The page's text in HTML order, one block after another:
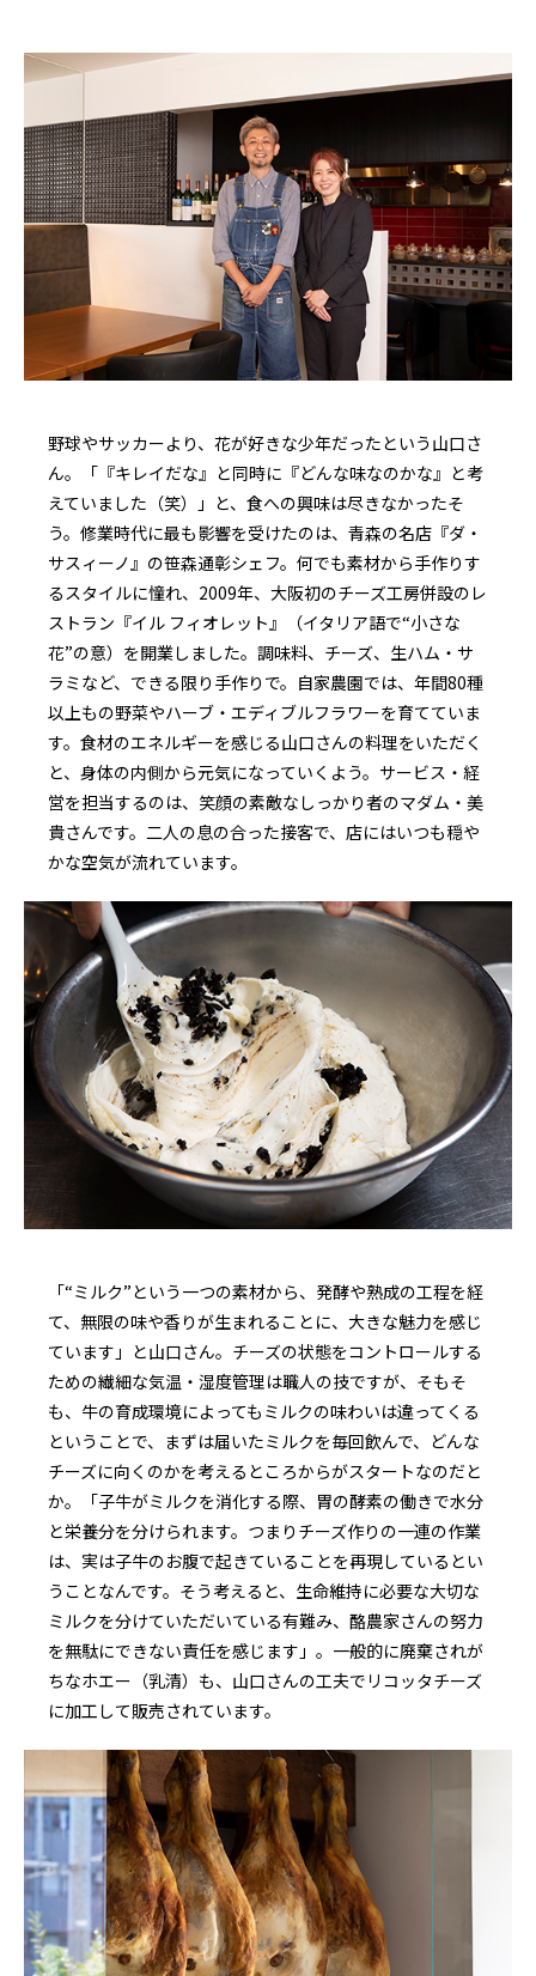
野球やサッカーより、花が好きな少年だったという山口さ
ん。「『キレイだな』と同時に『どんな味なのかな』と考
えていました（笑）」と、食への興味は尽きなかったそ
う。修業時代に最も影響を受けたのは、青森の名店『ダ・
サスィーノ』の笹森通彰シェフ。何でも素材から手作りす
るスタイルに憧れ、2009年、大阪初のチーズ工房併設のレ
ストラン『イル フィオレット』（イタリア語で“小さな
花”の意）を開業しました。調味料、チーズ、生ハム・サ
ラミなど、できる限り手作りで。自家農園では、年間80種
以上もの野菜やハーブ・エディブルフラワーを育てていま
す。食材のエネルギーを感じる山口さんの料理をいただく
と、身体の内側から元気になっていくよう。サービス・経
営を担当するのは、笑顔の素敵なしっかり者のマダム・美
貴さんです。二人の息の合った接客で、店にはいつも穏や
かな空気が流れています。
「“ミルク”という一つの素材から、発酵や熟成の工程を経
て、無限の味や香りが生まれることに、大きな魅力を感じ
ています」と山口さん。チーズの状態をコントロールする
ための繊細な気温・湿度管理は職人の技ですが、そもそ
も、牛の育成環境によってもミルクの味わいは違ってくる
ということで、まずは届いたミルクを毎回飲んで、どんな
チーズに向くのかを考えるところからがスタートなのだと
か。「子牛がミルクを消化する際、胃の酵素の働きで水分
と栄養分を分けられます。つまりチーズ作りの一連の作業
は、実は子牛のお腹で起きていることを再現しているとい
うことなんです。そう考えると、生命維持に必要な大切な
ミルクを分けていただいている有難み、酪農家さんの努力
を無駄にできない責任を感じます」。一般的に廃棄されが
ちなホエー（乳清）も、山口さんの工夫でリコッタチーズ
に加工して販売されています。